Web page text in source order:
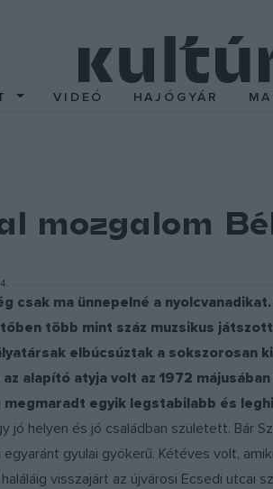
VIDEÓ HAJÓGYÁR
mozgalom
csak ma ünnepelné a
több mint száz muzsikus
elbúcsúztak a
alapító atyja volt az 1972
egyik legstabilabb és
jó helyen és jó családban született. Bár
gyulai gyökerű. Kétéves volt,
visszajárt az újvárosi Ecsedi utcai